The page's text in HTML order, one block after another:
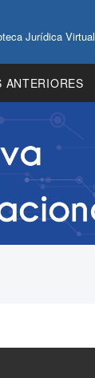
Jurídica Virtual
ANTERIORES